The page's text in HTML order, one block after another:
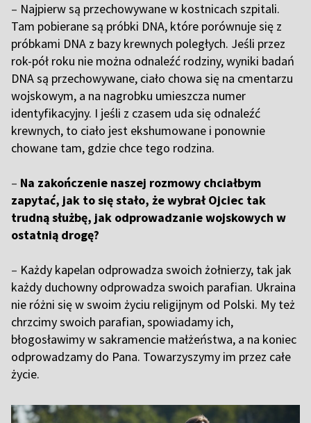
– Najpierw są przechowywane w kostnicach szpitali.
Tam pobierane są próbki DNA, które porównuje się z
próbkami DNA z bazy krewnych poległych. Jeśli przez
rok-pół roku nie można odnaleźć rodziny, wyniki badań
DNA są przechowywane, ciało chowa się na cmentarzu
wojskowym, a na nagrobku umieszcza numer
identyfikacyjny. I jeśli z czasem uda się odnaleźć
krewnych, to ciało jest ekshumowane i ponownie
chowane tam, gdzie chce tego rodzina.
– Na zakończenie naszej rozmowy chciałbym
zapytać, jak to się stało, że wybrał Ojciec tak
trudną służbę, jak odprowadzanie wojskowych w
ostatnią drogę?
– Każdy kapelan odprowadza swoich żołnierzy, tak jak
każdy duchowny odprowadza swoich parafian. Ukraina
nie różni się w swoim życiu religijnym od Polski. My też
chrzcimy swoich parafian, spowiadamy ich,
błogosławimy w sakramencie małżeństwa, a na koniec
odprowadzamy do Pana. Towarzyszymy im przez całe
życie.